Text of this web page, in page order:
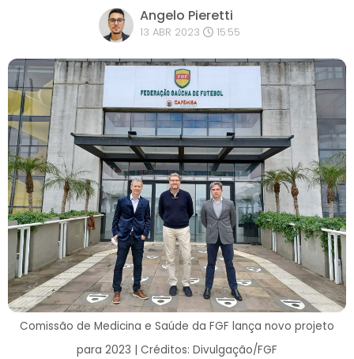
Angelo Pieretti
13 ABR 2023 15:55
Comissão de Medicina e Saúde da FGF lança novo projeto
para 2023 | Créditos: Divulgação/FGF